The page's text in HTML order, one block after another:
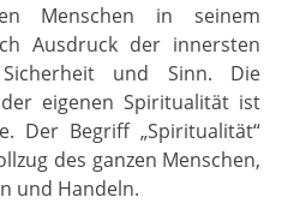
Menschen in seinem
Ausdruck der innersten
und Sinn. Die
eigenen Spiritualität ist
Der Begriff „Spiritualität“
des ganzen Menschen,
und Handeln.